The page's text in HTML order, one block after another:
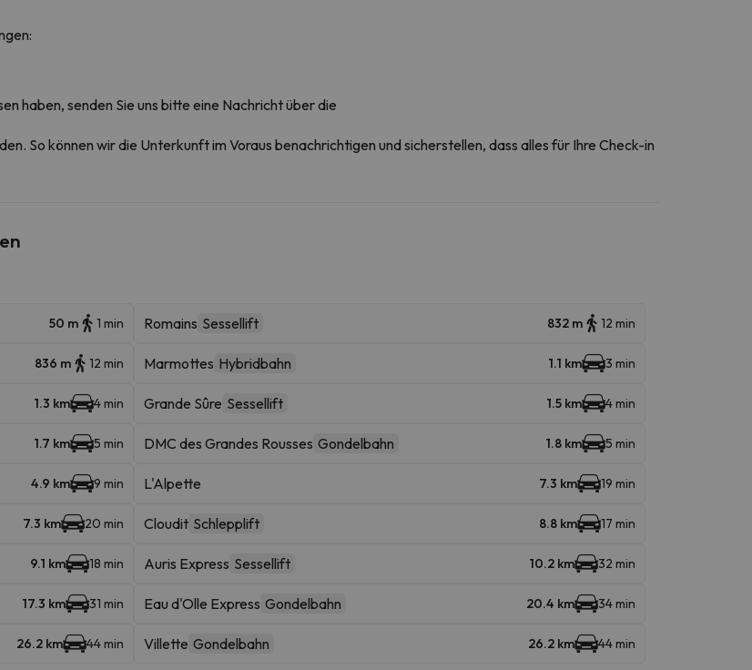
haben, senden Sie uns bitte eine Nachricht über die
So können wir die Unterkunft im Voraus benachrichtigen und sicherstellen, dass alles für Ihre Check-in
50 m 1 min Romains Sessellift 832 m 12 min
836 m 12 min Marmottes Hybridbahn 1.1 km 3 min
1.3 km 4 min Grande Sûre Sessellift 1.5 km 4 min
1.7 km 5 min DMC des Grandes Rousses Gondelbahn 1.8 km 5 min
4.9 km 9 min L'Alpette 7.3 km 19 min
7.3 km 20 min Cloudit Schlepplift 8.8 km 17 min
9.1 km 18 min Auris Express Sessellift 10.2 km 32 min
17.3 km 31 min Eau d'Olle Express Gondelbahn 20.4 km 34 min
26.2 km 44 min Villette Gondelbahn 26.2 km 44 min